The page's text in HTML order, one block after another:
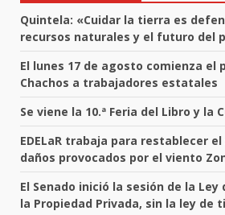
Quintela: «Cuidar la tierra es
recursos naturales y el futuro del
El lunes 17 de agosto comienza el
Chachos a trabajadores estatales
Se viene la 10.ª Feria del Libro y la
EDELaR trabaja para restablecer
daños provocados por el viento
El Senado inició la sesión de la
la Propiedad Privada, sin la ley de